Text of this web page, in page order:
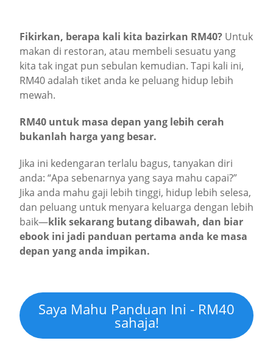
Fikirkan, berapa kali kita bazirkan RM40? Untuk
makan di restoran, atau membeli sesuatu yang
kita tak ingat pun sebulan kemudian. Tapi kali ini,
RM40 adalah tiket anda ke peluang hidup lebih
mewah.
RM40 untuk masa depan yang lebih cerah
bukanlah harga yang besar.
Jika ini kedengaran terlalu bagus, tanyakan diri
anda: “Apa sebenarnya yang saya mahu capai?”
Jika anda mahu gaji lebih tinggi, hidup lebih selesa,
dan peluang untuk menyara keluarga dengan lebih
baik—klik sekarang butang dibawah, dan biar
ebook ini jadi panduan pertama anda ke masa
depan yang anda impikan.
Saya Mahu Panduan Ini - RM40
sahaja!